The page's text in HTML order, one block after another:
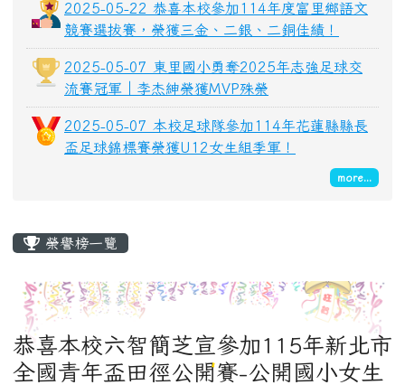
2025-05-22 恭喜本校參加114年度富里鄉語文
競賽選拔賽，榮獲三金、二銀、二銅佳績！
2025-05-07 東里國小勇奪2025年志強足球交
流賽冠軍｜李杰紳榮獲MVP殊榮
2025-05-07 本校足球隊參加114年花蓮縣縣長
盃足球錦標賽榮獲U12女生組季軍！
more...
榮譽榜一覽
恭喜本校六智簡芝宣參加115年新北市
全國青年盃田徑公開賽-公開國小女生